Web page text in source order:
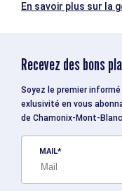
En savoir plus sur la
Recevez des bons
Soyez le premier
exlusivité en vous
de Chamonix-Mont-
MAIL